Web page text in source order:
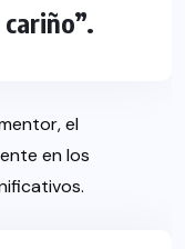
el
en los